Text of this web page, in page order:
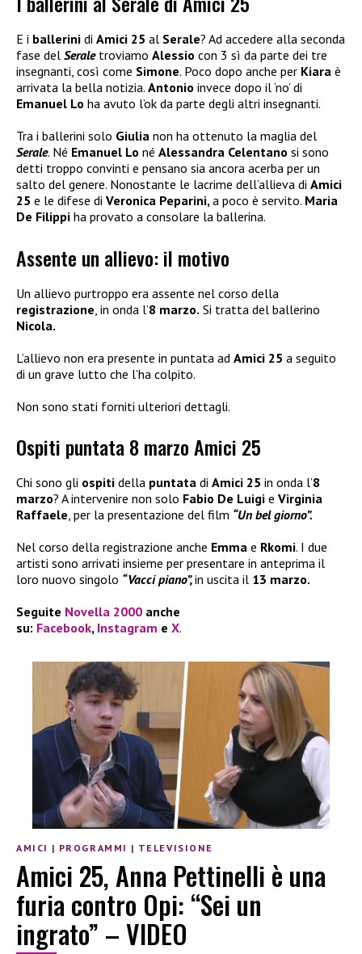
E i ballerini di Amici 25 al Serale? Ad accedere alla seconda
fase del Seraletroviamo Alessio con 3 sì da parte dei tre
insegnanti, così come Simone. Poco dopo anche per Kiara è
arrivata la bella notizia. Antonio invece dopo il ‘no’ di
Emanuel Lo ha avuto l’ok da parte degli altri insegnanti.
Tra i ballerini solo Giulia non ha ottenuto la maglia del
Serale. Né Emanuel Lo né Alessandra Celentano si sono
detti troppo convinti e pensano sia ancora acerba per un
salto del genere. Nonostante le lacrime dell’allieva di Amici
25 e le difese di Veronica Peparini,a poco è servito. Maria
De Filippi ha provato a consolare la ballerina.
Assente un allievo: il motivo
Un allievo purtroppo era assente nel corso della
registrazione , in onda l’8 marzo. Si tratta del ballerino
Nicola.
L’allievo non era presente in puntata ad Amici 25 a seguito
di un grave lutto che l’ha colpito.
Non sono stati forniti ulteriori dettagli.
Ospiti puntata 8 marzo Amici 25
Chi sono gli ospiti della puntata di Amici 25 in onda l’8
marzo? A intervenire non solo Fabio De Luigi e Virginia
Raffaele , per la presentazione del film “Un bel giorno”.
Nel corso della registrazione anche Emma e Rkomi. I due
artisti sono arrivati insieme per presentare in anteprima il
loro nuovo singolo “Vacci piano”,in uscita il 13 marzo.
Seguite Novella 2000 anche
su: Facebook, Instagram e X.
AMICI | PROGRAMMI | TELEVISIONE
Amici 25, Anna Pettinelli è una
furia contro Opi: “Sei un
ingrato” – VIDEO